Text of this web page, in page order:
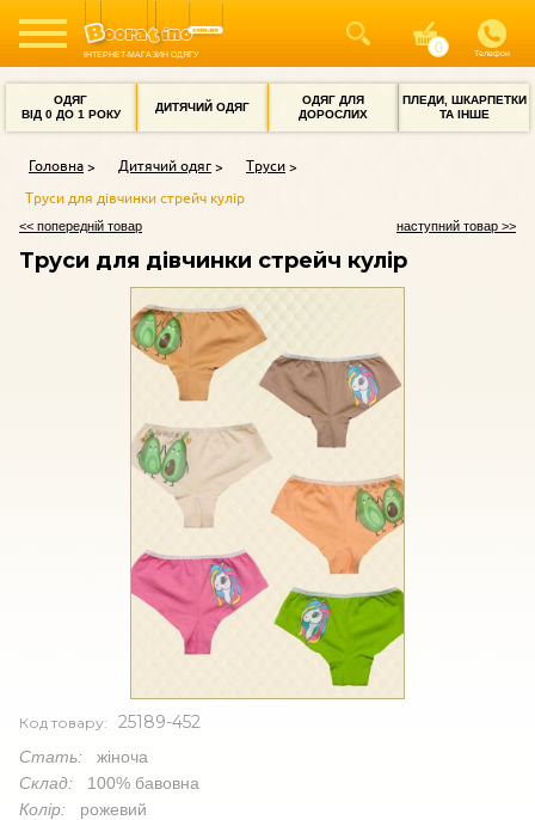
ІНТЕРНЕТ-МАГАЗИН ОДЯГУ Телефон
ОДЯГ
ВІД 0 ДО 1 РОКУ
ДИТЯЧИЙ ОДЯГ
ОДЯГ ДЛЯ
ДОРОСЛИХ
ПЛЕДИ, ШКАРПЕТКИ
ТА ІНШЕ
Головна Дитячий одяг
Труси
Труси для дівчинки стрейч кулір
<< попередній товар наступний товар >>
Труси для дівчинки стрейч кулір
Код товару: 25189-452
Стать: жіноча
Склад: 100% бавовна
Колір: рожевий